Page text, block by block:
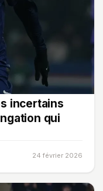
incertains
qui
24 février 2026